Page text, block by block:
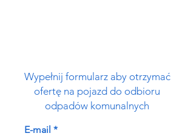
Wypełnij formularz aby otrzymać
ofertę na pojazd do odbioru
odpadów komunalnych
E-mail